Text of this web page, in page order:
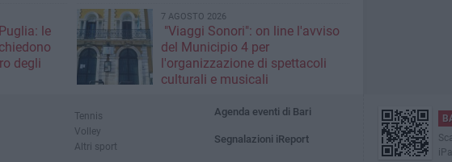
le
degli
7 AGOSTO 2026
"Viaggi Sonori": on line l'avviso
del Municipio 4 per
l'organizzazione di spettacoli
culturali e musicali
Tennis
Volley
Altri sport
Agenda eventi di Bari
Segnalazioni iReport